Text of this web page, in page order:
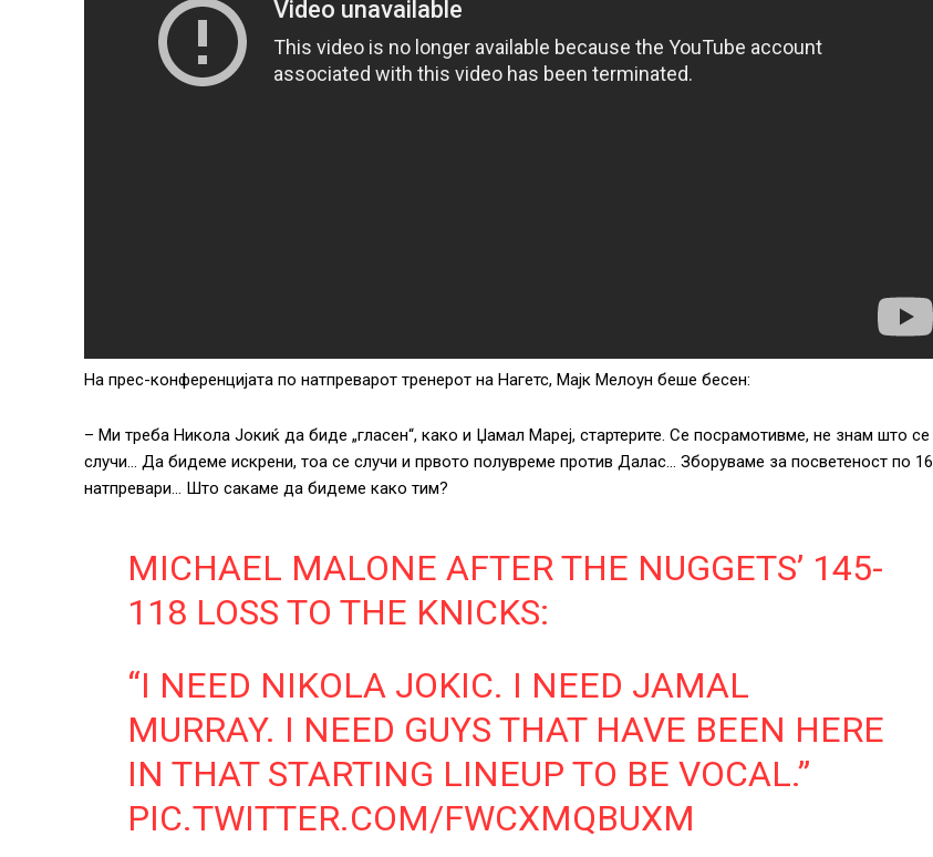
На прес-конференцијата по натпреварот тренерот на Нагетс, Мајк Мелоун беше бесен:
– Ми треба Никола Јокиќ да биде „гласен“, како и Џамал ​​Мареј, стартерите. Се посрамотивме, не знам што се
случи… Да бидеме искрени, тоа се случи и првото полувреме против Далас… Зборуваме за посветеност по 16
натпревари… Што сакаме да бидеме како тим?
MICHAEL MALONE AFTER THE NUGGETS’ 145-
118 LOSS TO THE KNICKS:
“I NEED NIKOLA JOKIC. I NEED JAMAL
MURRAY. I NEED GUYS THAT HAVE BEEN HERE
IN THAT STARTING LINEUP TO BE VOCAL.”
PIC.TWITTER.COM/FWCXMQBUXM